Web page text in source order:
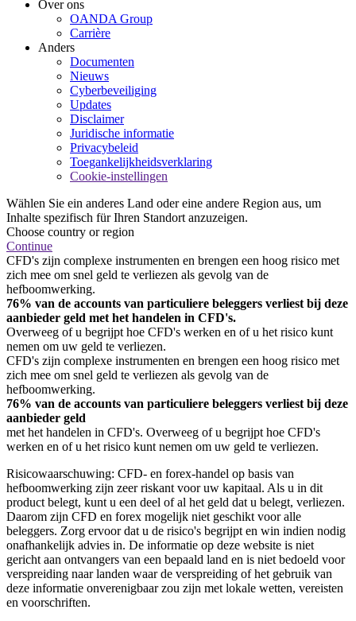
Over ons
OANDA Group
Carrière
Anders
Documenten
Nieuws
Cyberbeveiliging
Updates
Disclaimer
Juridische informatie
Privacybeleid
Toegankelijkheidsverklaring
Cookie-instellingen
Wählen Sie ein anderes Land oder eine andere Region aus, um
Inhalte spezifisch für Ihren Standort anzuzeigen.
Choose country or region
Continue
CFD's zijn complexe instrumenten en brengen een hoog risico met
zich mee om snel geld te verliezen als gevolg van de
hefboomwerking.
76% van de accounts van particuliere beleggers verliest bij deze
aanbieder geld met het handelen in CFD's.
Overweeg of u begrijpt hoe CFD's werken en of u het risico kunt
nemen om uw geld te verliezen.
CFD's zijn complexe instrumenten en brengen een hoog risico met
zich mee om snel geld te verliezen als gevolg van de
hefboomwerking.
76% van de accounts van particuliere beleggers verliest bij deze
aanbieder geld
met het handelen in CFD's. Overweeg of u begrijpt hoe CFD's
werken en of u het risico kunt nemen om uw geld te verliezen.
Risicowaarschuwing: CFD- en forex-handel op basis van
hefboomwerking zijn zeer riskant voor uw kapitaal. Als u in dit
product belegt, kunt u een deel of al het geld dat u belegt, verliezen.
Daarom zijn CFD en forex mogelijk niet geschikt voor alle
beleggers. Zorg ervoor dat u de risico's begrijpt en win indien nodig
onafhankelijk advies in. De informatie op deze website is niet
gericht aan ontvangers van een bepaald land en is niet bedoeld voor
verspreiding naar landen waar de verspreiding of het gebruik van
deze informatie onverenigbaar zou zijn met lokale wetten, vereisten
en voorschriften.